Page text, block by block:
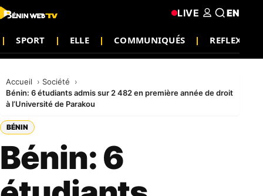
SPORT ELLE COMMUNIQUÉS REFLEXION
LIVE EN
Accueil
Société
Bénin: 6 étudiants admis sur 2 482 en première année de droit
à l’Université de Parakou
BÉNIN
Bénin: 6